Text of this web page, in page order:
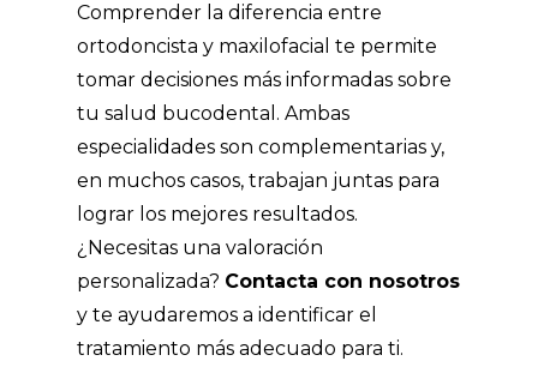
Comprender la diferencia entre
ortodoncista y maxilofacial te permite
tomar decisiones más informadas sobre
tu salud bucodental. Ambas
especialidades son complementarias y,
en muchos casos, trabajan juntas para
lograr los mejores resultados.
¿Necesitas una valoración
personalizada? Contacta con nosotros
y te ayudaremos a identificar el
tratamiento más adecuado para ti.